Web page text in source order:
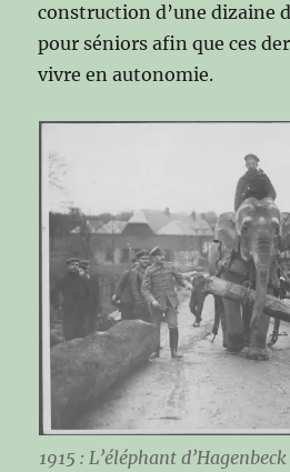
construction d’une dizaine
pour séniors afin que ces
vivre en autonomie.
1915 : L’éléphant